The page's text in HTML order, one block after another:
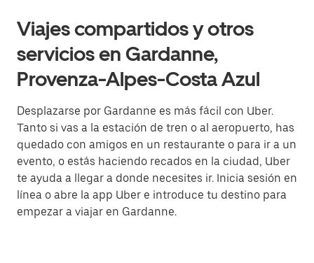
Viajes compartidos y otros
servicios en Gardanne,
Provenza-Alpes-Costa Azul
Desplazarse por Gardanne es más fácil con Uber.
Tanto si vas a la estación de tren o al aeropuerto, has
quedado con amigos en un restaurante o para ir a un
evento, o estás haciendo recados en la ciudad, Uber
te ayuda a llegar a donde necesites ir. Inicia sesión en
línea o abre la app Uber e introduce tu destino para
empezar a viajar en Gardanne.